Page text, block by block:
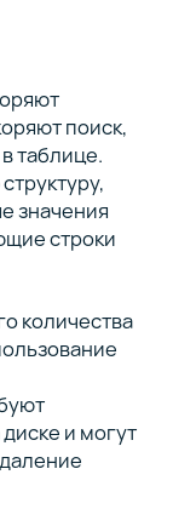
поиск,
таблице.
значения
строки
количества
и могут